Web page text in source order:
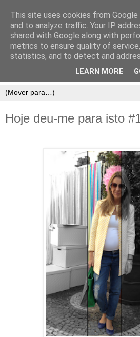
Hoje deu-me para isto
This site uses cookies from
and to analyze traffic. Your IP
shared with Google along with
metrics to ensure quality of
statistics, and to detect and
LEARN MORE